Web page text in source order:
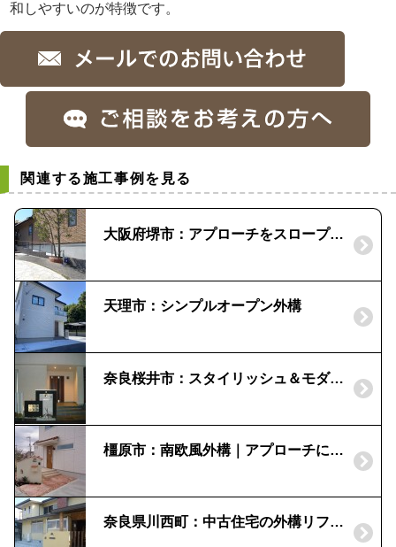
和しやすいのが特徴です。
関連する施工事例を見る
大阪府堺市：アプローチをスロープにリフォーム｜木目調の宅配BOXの取付け
天理市：シンプルオープン外構
奈良桜井市：スタイリッシュ＆モダン外構｜黒×白のツートンカラー
橿原市：南欧風外構｜アプローチに隠れた…？
奈良県川西町：中古住宅の外構リフォーム